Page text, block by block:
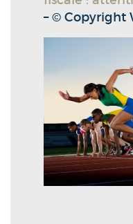
– © Copyright